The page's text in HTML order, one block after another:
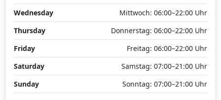
Wednesday
Mittwoch: 06:00–22:00 Uhr
Thursday
Donnerstag: 06:00–22:00 Uhr
Friday
Freitag: 06:00–22:00 Uhr
Saturday
Samstag: 07:00–21:00 Uhr
Sunday
Sonntag: 07:00–21:00 Uhr